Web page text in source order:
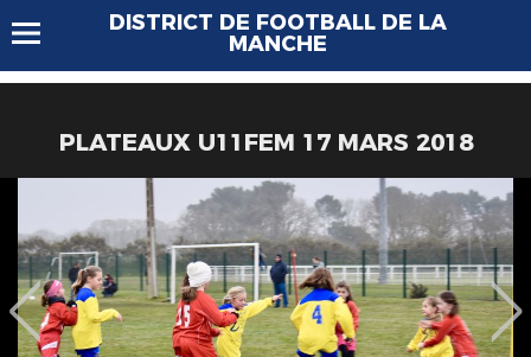
DISTRICT DE FOOTBALL DE LA
MANCHE
PLATEAUX U11FEM 17 MARS 2018